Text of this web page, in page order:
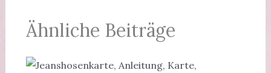
Ähnliche Beiträge